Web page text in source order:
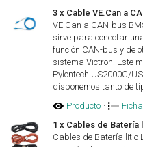
3 x Cable VE.Can a
VE.Can a CAN-bus
sirve para conectar
función CAN-bus y de
sistema Victron. Este
Pylontech US2000C/
disponemos tanto de
Producto ·
1 x Cables de Batería
Cables de Batería litio